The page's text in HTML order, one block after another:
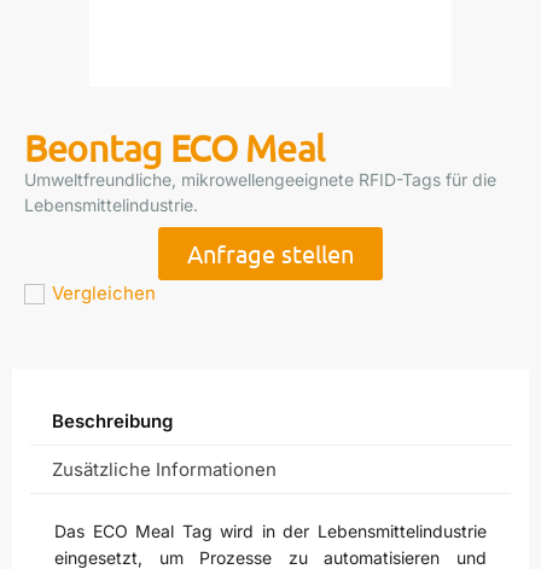
Beontag ECO Meal
Umweltfreundliche, mikrowellengeeignete RFID-Tags für die
Lebensmittelindustrie.
Anfrage stellen
Vergleichen
Beschreibung
Zusätzliche Informationen
Das ECO Meal Tag wird in der Lebensmittelindustrie
eingesetzt, um Prozesse zu automatisieren und